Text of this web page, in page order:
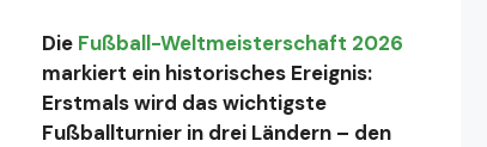
Die Fußball-Weltmeisterschaft 2026
markiert ein historisches Ereignis:
Erstmals wird das wichtigste
Fußballturnier in drei Ländern – den